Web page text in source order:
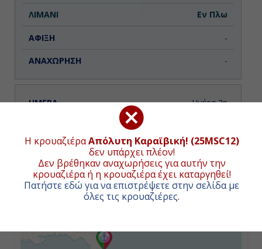
Η κρουαζιέραΑπόλυτη Καραϊβική! (25MSC12)
δεν υπάρχει πλέον!
Δεν βρέθηκαν αναχωρήσεις για αυτήν την
κρουαζιέρα ή η κρουαζιέρα έχει καταργηθεί!
Πατήστε εδώ για να επιστρέψετε στην σελίδα με
όλες τις κρουαζιέρες.
Εν Πλω
-
-
Ημέρα 3η
17:00
Τζώρτζ Τάουν, Κέιμαν Νήσοι
ΧΑΡΤΗΣ ΚΡΟΥΑΖΙΕΡΑΣ
Συνολική απόσταση κρουαζιέρας:4142
ναυτικά μίλια
(7671χλμ.)